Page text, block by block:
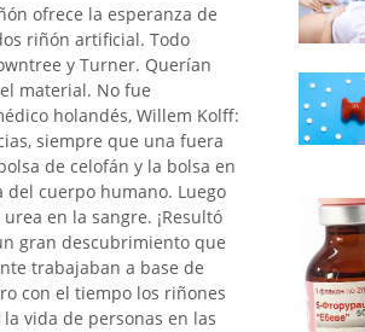
ofrece la esperanza de
riñón artificial. Todo
y Turner. Querían
material. No fue
holandés, Willem Kolff:
siempre que una fuera
de celofán y la bolsa en
cuerpo humano. Luego
en la sangre. ¡Resultó
gran descubrimiento que
trabajaban a base de
con el tiempo los riñones
vida de personas en las